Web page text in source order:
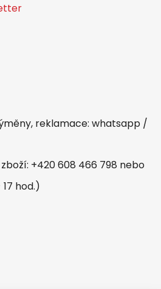
reklamace: whatsapp /
+420 608 466 798 nebo
17 hod.)